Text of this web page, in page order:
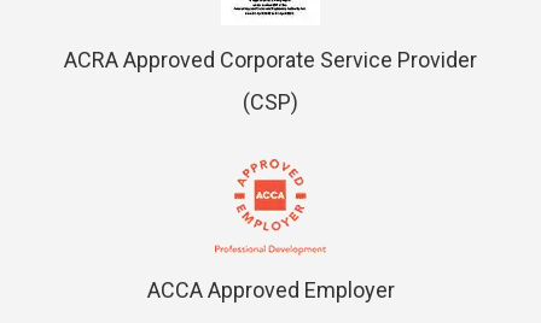
ACRA Approved Corporate Service Provider
(CSP)
ACCA Approved Employer